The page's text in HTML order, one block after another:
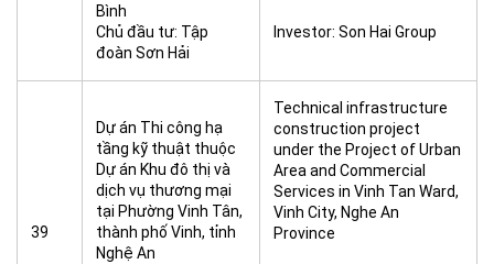
Bình
Chủ đầu tư: Tập
đoàn Sơn Hải
Investor: Son Hai Group
39
Dự án Thi công hạ
tầng kỹ thuật thuộc
Dự án Khu đô thị và
dịch vụ thương mại
tại Phường Vinh Tân,
thành phố Vinh, tỉnh
Nghệ An
Technical infrastructure
construction project
under the Project of Urban
Area and Commercial
Services in Vinh Tan Ward,
Vinh City, Nghe An
Province